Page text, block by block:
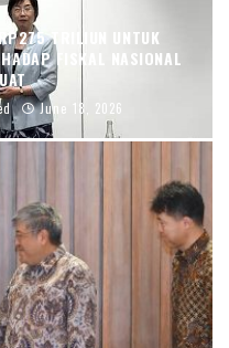
TRILIUN UNTUK
FISKAL NASIONAL
June 18, 2026